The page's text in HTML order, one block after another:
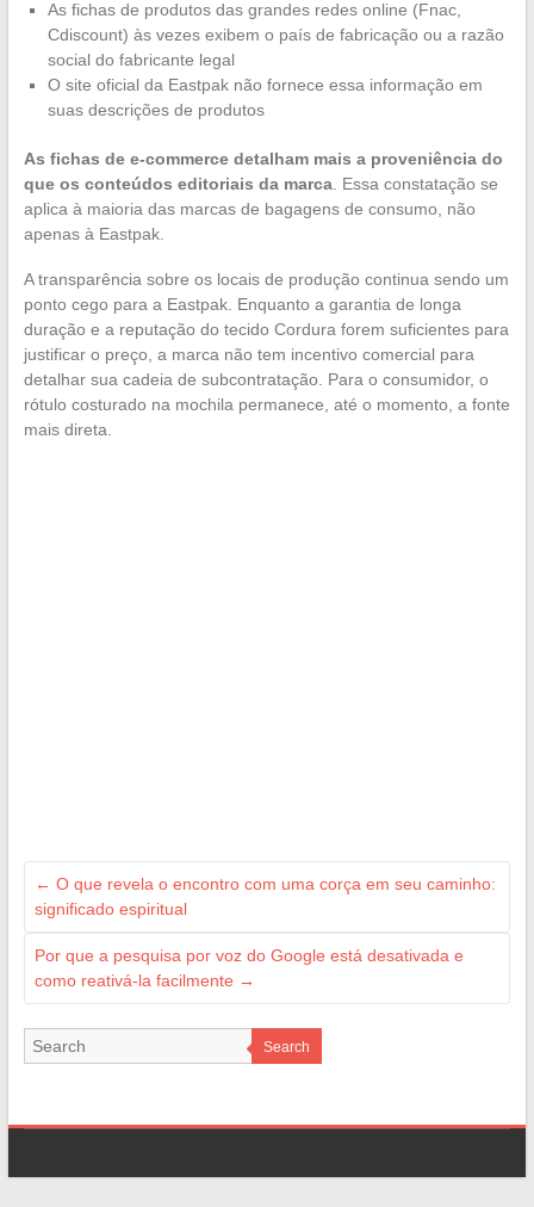
As fichas de produtos das grandes redes online (Fnac,
Cdiscount) às vezes exibem o país de fabricação ou a razão
social do fabricante legal
O site oficial da Eastpak não fornece essa informação em
suas descrições de produtos
As fichas de e-commerce detalham mais a proveniência do
que os conteúdos editoriais da marca. Essa constatação se
aplica à maioria das marcas de bagagens de consumo, não
apenas à Eastpak.
A transparência sobre os locais de produção continua sendo um
ponto cego para a Eastpak. Enquanto a garantia de longa
duração e a reputação do tecido Cordura forem suficientes para
justificar o preço, a marca não tem incentivo comercial para
detalhar sua cadeia de subcontratação. Para o consumidor, o
rótulo costurado na mochila permanece, até o momento, a fonte
mais direta.
← O que revela o encontro com uma corça em seu caminho:
significado espiritual
Por que a pesquisa por voz do Google está desativada e
como reativá-la facilmente →
Search